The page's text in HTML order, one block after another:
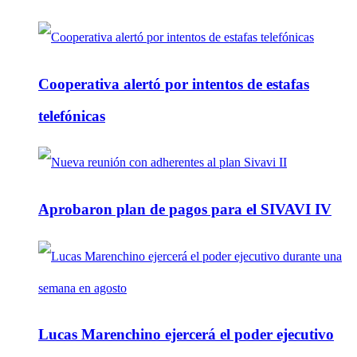
Cooperativa alertó por intentos de estafas
telefónicas
Aprobaron plan de pagos para el SIVAVI IV
Lucas Marenchino ejercerá el poder ejecutivo